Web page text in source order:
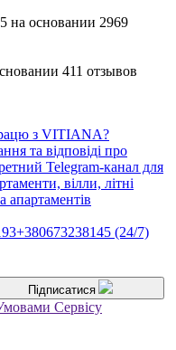
на основании 2969
411 отзывов
з VITIANA?
та відповіді про
Telegram-канал для
вілли, літні
апартаментів
+380673238145 (24/7)
Підписатися
Сервісу